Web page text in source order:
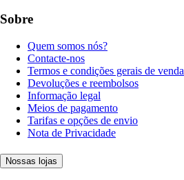
Sobre
Quem somos nós?
Contacte-nos
Termos e condições gerais de venda
Devoluções e reembolsos
Informação legal
Meios de pagamento
Tarifas e opções de envio
Nota de Privacidade
Nossas lojas